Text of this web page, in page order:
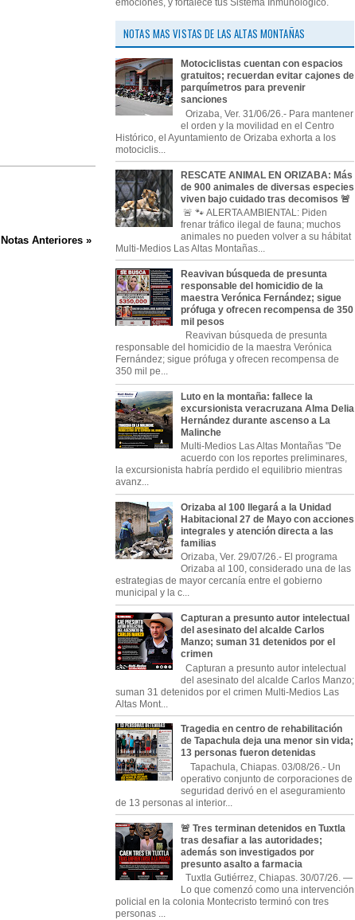
Notas Anteriores »
emociones, y fortalece tus Sistema Inmunológico.
NOTAS MAS VISTAS DE LAS ALTAS MONTAÑAS
Motociclistas cuentan con espacios
gratuitos; recuerdan evitar cajones de
parquímetros para prevenir
sanciones
Orizaba, Ver. 31/06/26.- Para mantener
el orden y la movilidad en el Centro
Histórico, el Ayuntamiento de Orizaba exhorta a los
motociclis...
RESCATE ANIMAL EN ORIZABA: Más
de 900 animales de diversas especies
viven bajo cuidado tras decomisos 🚨
🚨 🐾 ALERTA AMBIENTAL: Piden
frenar tráfico ilegal de fauna; muchos
animales no pueden volver a su hábitat
Multi-Medios Las Altas Montañas...
Reavivan búsqueda de presunta
responsable del homicidio de la
maestra Verónica Fernández; sigue
prófuga y ofrecen recompensa de 350
mil pesos
Reavivan búsqueda de presunta
responsable del homicidio de la maestra Verónica
Fernández; sigue prófuga y ofrecen recompensa de
350 mil pe...
Luto en la montaña: fallece la
excursionista veracruzana Alma Delia
Hernández durante ascenso a La
Malinche
Multi-Medios Las Altas Montañas "De
acuerdo con los reportes preliminares,
la excursionista habría perdido el equilibrio mientras
avanz...
Orizaba al 100 llegará a la Unidad
Habitacional 27 de Mayo con acciones
integrales y atención directa a las
familias
Orizaba, Ver. 29/07/26.- El programa
Orizaba al 100, considerado una de las
estrategias de mayor cercanía entre el gobierno
municipal y la c...
Capturan a presunto autor intelectual
del asesinato del alcalde Carlos
Manzo; suman 31 detenidos por el
crimen
Capturan a presunto autor intelectual
del asesinato del alcalde Carlos Manzo;
suman 31 detenidos por el crimen Multi-Medios Las
Altas Mont...
Tragedia en centro de rehabilitación
de Tapachula deja una menor sin vida;
13 personas fueron detenidas
Tapachula, Chiapas. 03/08/26.- Un
operativo conjunto de corporaciones de
seguridad derivó en el aseguramiento
de 13 personas al interior...
🚨 Tres terminan detenidos en Tuxtla
tras desafiar a las autoridades;
además son investigados por
presunto asalto a farmacia
Tuxtla Gutiérrez, Chiapas. 30/07/26. —
Lo que comenzó como una intervención
policial en la colonia Montecristo terminó con tres
personas ...